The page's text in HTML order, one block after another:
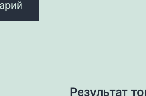
Результат